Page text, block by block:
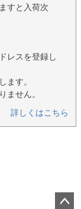
すと入荷次
レスを登録し
ます。
ません。
詳しくはこちら